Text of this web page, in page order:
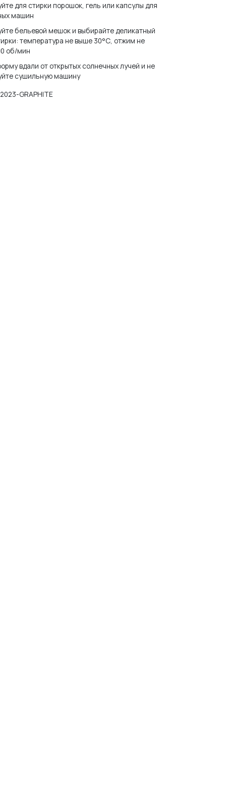
для стирки порошок, гель или капсулы для
машин
бельевой мешок и выбирайте деликатный
температура не выше 30°С, отжим не
об/мин
вдали от открытых солнечных лучей и не
сушильную машину
GRAPHITE